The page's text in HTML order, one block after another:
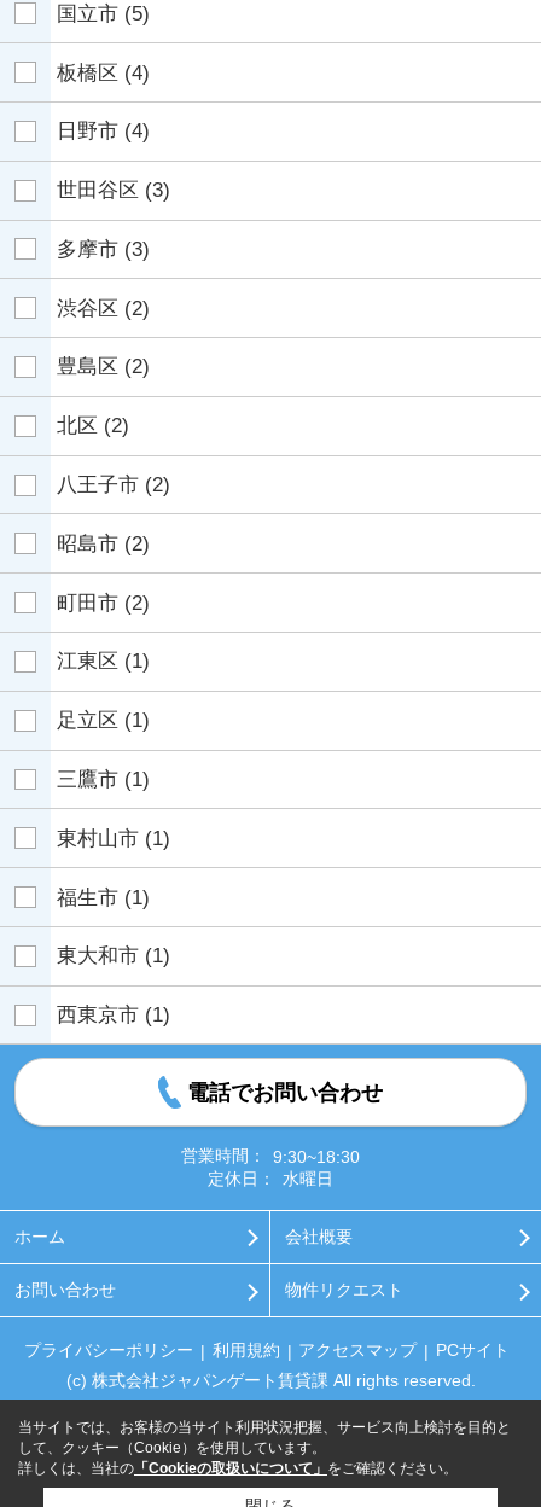
国立市 (5)
板橋区 (4)
日野市 (4)
世田谷区 (3)
多摩市 (3)
渋谷区 (2)
豊島区 (2)
北区 (2)
八王子市 (2)
昭島市 (2)
町田市 (2)
江東区 (1)
足立区 (1)
三鷹市 (1)
東村山市 (1)
福生市 (1)
東大和市 (1)
西東京市 (1)
電話でお問い合わせ
営業時間：
9:30~18:30
定休日：
水曜日
ホーム 会社概要
お問い合わせ 物件リクエスト
プライバシーポリシー 利用規約 アクセスマップ
PCサイト
(c) 株式会社ジャパンゲート賃貸課 All rights reserved.
当サイトでは、お客様の当サイト利用状況把握、サービス向上検討を目的と
して、クッキー（Cookie）を使用しています。
詳しくは、当社の 「Cookieの取扱いについて」 をご確認ください。